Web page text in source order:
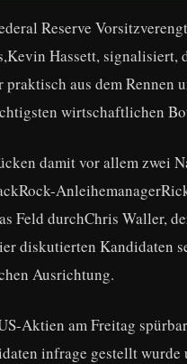
Reserve
Hassett,
praktisch aus dem Rennen
wirtschaftlichen
damit vor allem zwei
Feld durchChris Waller,
diskutierten Kandidaten
Ausrichtung.
Aktien am Freitag
infrage gestellt